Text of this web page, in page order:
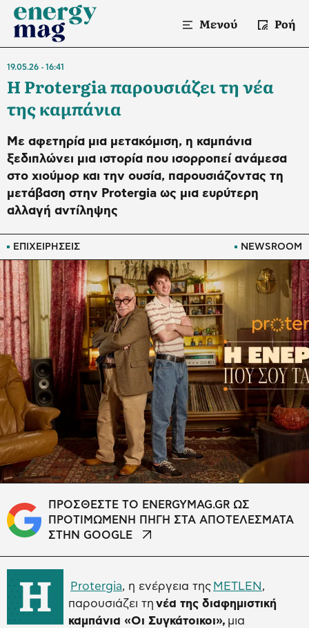
Μενού Ροή
ΕΠΙΧΕΙΡΗΣΕΙΣ NEWSROOM
19.05.26 16:41
Η Protergia παρουσιάζει τη νέα
της καμπάνια
Με αφετηρία μια μετακόμιση, η καμπάνια
ξεδιπλώνει μια ιστορία που ισορροπεί ανάμεσα
στο χιούμορ και την ουσία, παρουσιάζοντας τη
μετάβαση στην Protergia ως μια ευρύτερη
αλλαγή αντίληψης
ΠΡΟΣΘΕΣΤΕ ΤΟ ENERGYMAG.GR ΩΣ
ΠΡΟΤΙΜΩΜΕΝΗ ΠΗΓΗ ΣΤΑ ΑΠΟΤΕΛΕΣΜΑΤΑ
ΣΤΗΝ GOOGLE
Η Protergia, η ενέργεια της METLEN ,
παρουσιάζει τη νέα της διαφημιστική
καμπάνια «Οι Συγκάτοικοι», μια